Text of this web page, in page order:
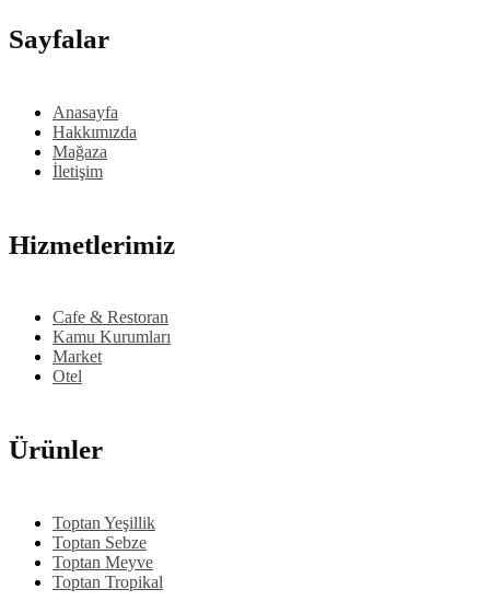
Sayfalar
Anasayfa
Hakkımızda
Mağaza
İletişim
Hizmetlerimiz
Cafe & Restoran
Kamu Kurumları
Market
Otel
Ürünler
Toptan Yeşillik
Toptan Sebze
Toptan Meyve
Toptan Tropikal